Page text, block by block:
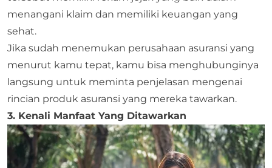
menangani klaim dan memiliki keuangan yang
sehat.
Jika sudah menemukan perusahaan asuransi yang
menurut kamu tepat, kamu bisa menghubunginya
langsung untuk meminta penjelasan mengenai
rincian produk asuransi yang mereka tawarkan.
3. Kenali Manfaat Yang Ditawarkan